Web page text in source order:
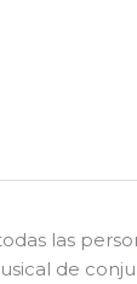
las
de